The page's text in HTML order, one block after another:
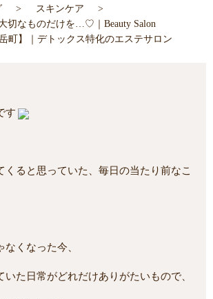
スキンケア
切なものだけを…♡｜Beauty Salon
町】｜デトックス特化のエステサロン
す
くると思っていた、毎日の当たり前なこ
くなった今、
いた日常がどれだけありがたいもので、